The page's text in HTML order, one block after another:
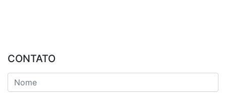
CONTATO